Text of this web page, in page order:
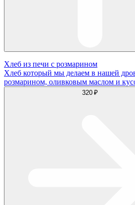
Хлеб из печи с розмарином
Хлеб который мы делаем в нашей
розмарином, оливковым маслом и
320 ₽